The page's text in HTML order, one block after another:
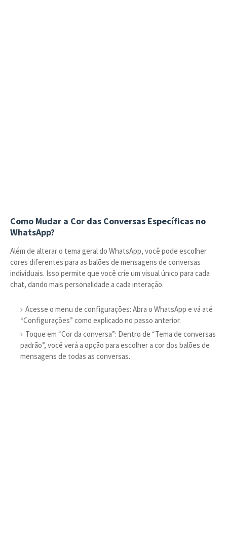
Como Mudar a Cor das Conversas Específicas no
WhatsApp?
Além de alterar o tema geral do WhatsApp, você pode escolher
cores diferentes para as balões de mensagens de conversas
individuais. Isso permite que você crie um visual único para cada
chat, dando mais personalidade a cada interação.
Acesse o menu de configurações: Abra o WhatsApp e vá até
“Configurações” como explicado no passo anterior.
Toque em “Cor da conversa”: Dentro de “Tema de conversas
padrão”, você verá a opção para escolher a cor dos balões de
mensagens de todas as conversas.